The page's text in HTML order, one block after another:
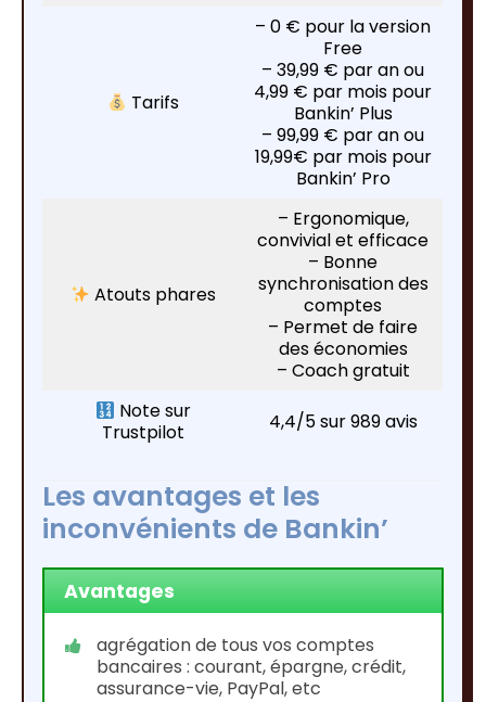
Tarifs
– 0 € pour la version
Free
– 39,99 € par an ou
4,99 € par mois pour
Bankin’ Plus
– 99,99 € par an ou
19,99€ par mois pour
Bankin’ Pro
Atouts phares
– Ergonomique,
convivial et efficace
– Bonne
synchronisation des
comptes
– Permet de faire
des économies
– Coach gratuit
Note sur
Trustpilot
4,4/5 sur 989 avis
Les avantages et les
inconvénients de Bankin’
Avantages
agrégation de tous vos comptes
bancaires : courant, épargne, crédit,
assurance-vie, PayPal, etc